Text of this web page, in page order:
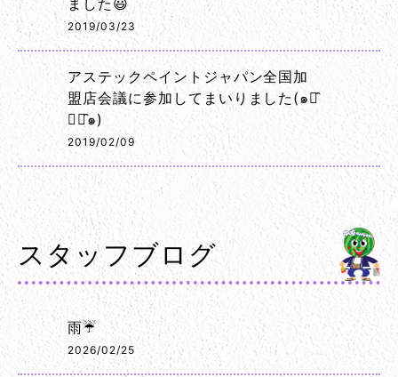
ました😃
2019/03/23
アステックペイントジャパン全国加
盟店会議に参加してまいりました(๑･̑
◡･̑๑)
2019/02/09
スタッフブログ
雨☔
2026/02/25